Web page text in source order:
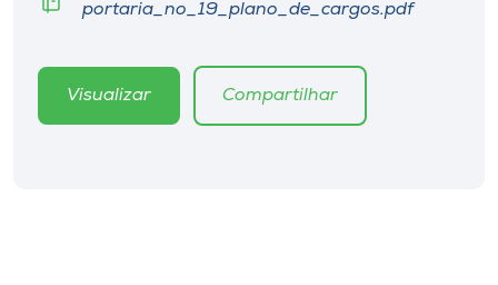
portaria_no_19_plano_de_cargos.pdf
Visualizar Compartilhar